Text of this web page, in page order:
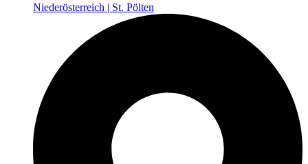
Niederösterreich | St. Pölten